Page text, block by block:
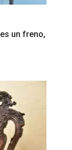
un freno,